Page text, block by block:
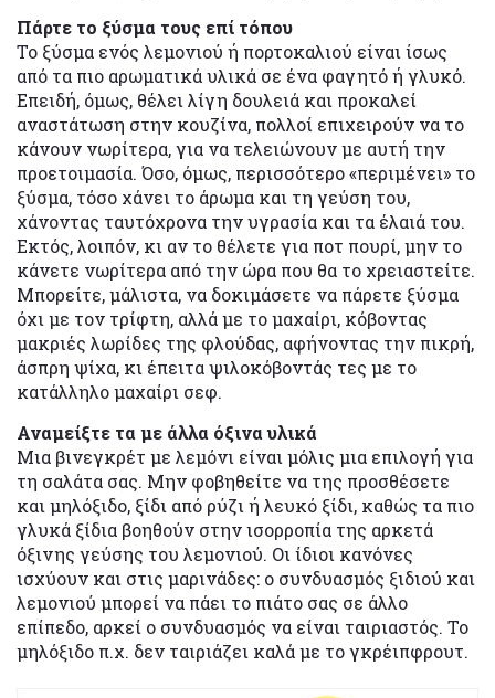
Πάρτε το ξύσμα τους επί τόπου
Το ξύσμα ενός λεμονιού ή πορτοκαλιού είναι ίσως
από τα πιο αρωματικά υλικά σε ένα φαγητό ή γλυκό.
Επειδή, όμως, θέλει λίγη δουλειά και προκαλεί
αναστάτωση στην κουζίνα, πολλοί επιχειρούν να το
κάνουν νωρίτερα, για να τελειώνουν με αυτή την
προετοιμασία. Όσο, όμως, περισσότερο «περιμένει» το
ξύσμα, τόσο χάνει το άρωμα και τη γεύση του,
χάνοντας ταυτόχρονα την υγρασία και τα έλαιά του.
Εκτός, λοιπόν, κι αν το θέλετε για ποτ πουρί, μην το
κάνετε νωρίτερα από την ώρα που θα το χρειαστείτε.
Μπορείτε, μάλιστα, να δοκιμάσετε να πάρετε ξύσμα
όχι με τον τρίφτη, αλλά με το μαχαίρι, κόβοντας
μακριές λωρίδες της φλούδας, αφήνοντας την πικρή,
άσπρη ψίχα, κι έπειτα ψιλοκόβοντάς τες με το
κατάλληλο μαχαίρι σεφ.
Αναμείξτε τα με άλλα όξινα υλικά
Μια βινεγκρέτ με λεμόνι είναι μόλις μια επιλογή για
τη σαλάτα σας. Μην φοβηθείτε να της προσθέσετε
και μηλόξιδο, ξίδι από ρύζι ή λευκό ξίδι, καθώς τα πιο
γλυκά ξίδια βοηθούν στην ισορροπία της αρκετά
όξινης γεύσης του λεμονιού. Οι ίδιοι κανόνες
ισχύουν και στις μαρινάδες: ο συνδυασμός ξιδιού και
λεμονιού μπορεί να πάει το πιάτο σας σε άλλο
επίπεδο, αρκεί ο συνδυασμός να είναι ταιριαστός. Το
μηλόξιδο π.χ. δεν ταιριάζει καλά με το γκρέιπφρουτ.